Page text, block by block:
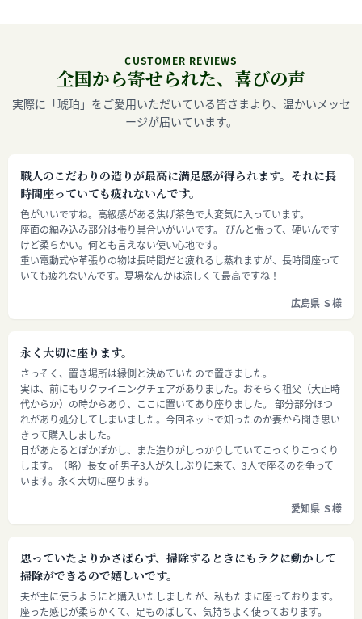
CUSTOMER REVIEWS
全国から寄せられた、喜びの声
実際に「琥珀」をご愛用いただいている皆さまより、温かいメッセ
ージが届いています。
職人のこだわりの造りが最高に満足感が得られます。それに長
時間座っていても疲れないんです。
色がいいですね。高級感がある焦げ茶色で大変気に入っています。
座面の編み込み部分は張り具合いがいいです。 ぴんと張って、硬いんです
けど柔らかい。何とも言えない使い心地です。
重い電動式や革張りの物は長時間だと疲れるし蒸れますが、長時間座って
いても疲れないんです。夏場なんかは涼しくて最高ですね！
広島県 Ｓ様
永く大切に座ります。
さっそく、置き場所は縁側と決めていたので置きました。
実は、前にもリクライニングチェアがありました。おそらく祖父（大正時
代からか）の時からあり、ここに置いてあり座りました。 部分部分ほつ
れがあり処分してしまいました。今回ネットで知ったのか妻から聞き思い
きって購入しました。
日があたるとぽかぽかし、また造りがしっかりしていてこっくりこっくり
します。（略）長女 of 男子3人が久しぶりに来て、3人で座るのを争って
います。永く大切に座ります。
愛知県 Ｓ様
思っていたよりかさばらず、掃除するときにもラクに動かして
掃除ができるので嬉しいです。
夫が主に使うようにと購入いたしましたが、私もたまに座っております。
座った感じが柔らかくて、足ものばして、気持ちよく使っております。